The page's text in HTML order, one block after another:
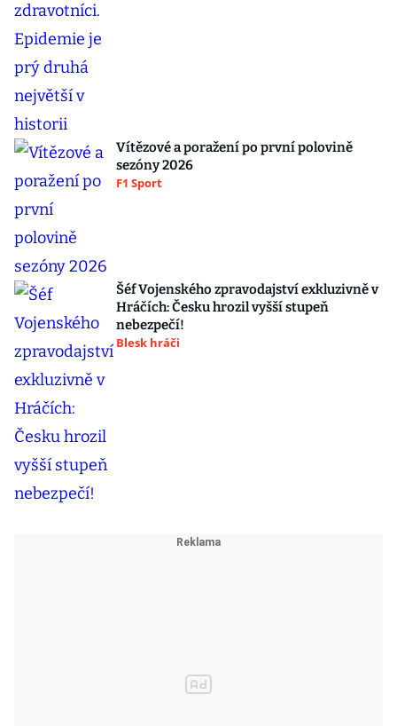
Vítězové a poražení po první polovině
sezóny 2026
F1 Sport
Šéf Vojenského zpravodajství exkluzivně v
Hráčích: Česku hrozil vyšší stupeň
nebezpečí!
Blesk hráči